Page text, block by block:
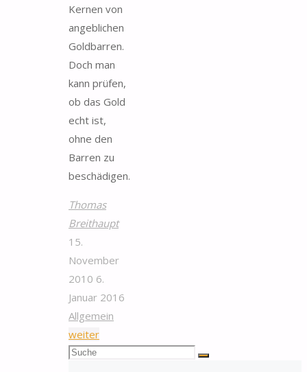
Kernen von
angeblichen
Goldbarren.
Doch man
kann prüfen,
ob das Gold
echt ist,
ohne den
Barren zu
beschädigen.
Thomas
Breithaupt
15.
November
2010 6.
Januar 2016
Allgemein
weiter"Gefahr
Suchen
Suche